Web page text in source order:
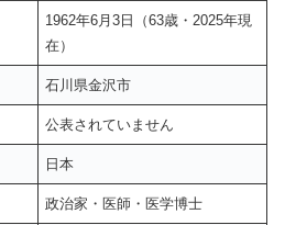
1962年6月3日（63歳・2025年現
在）
石川県金沢市
公表されていません
日本
政治家・医師・医学博士